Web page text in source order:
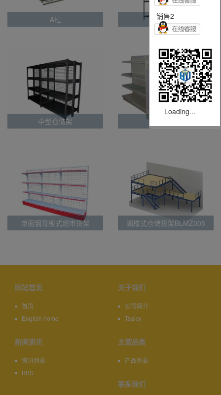
A柱 角钢置物架
中型仓储架
单面钢背板式超市货架
阁楼式仓储货架BLMZ005
销售2
Loading...
网站首页
首页
English home
关于我们
公司简介
Tsaicy
新闻资讯
资讯列表
BBS
主营品类
产品列表
联系我们